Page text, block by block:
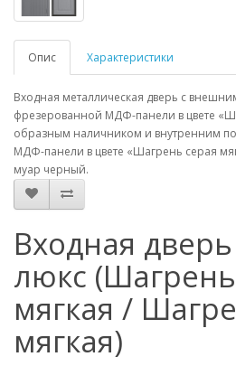
Опис Характеристики
Входная металлическая дверь с
фрезерованной МДФ-панели в цвете
образным наличником и внутренним
МДФ-панели в цвете «Шагрень серая
муар черный.
Входная
люкс
мягкая /
мягкая)